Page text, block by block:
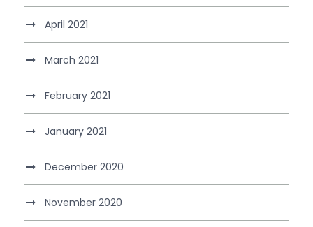
April 2021
March 2021
February 2021
January 2021
December 2020
November 2020